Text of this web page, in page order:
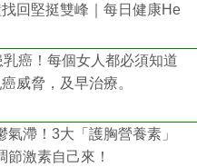
回堅挺雙峰｜每日健康He
癌！每個女人都必須知道
威脅，及早治療。
氣滯！3大「護胸營養素」
激素自己來！